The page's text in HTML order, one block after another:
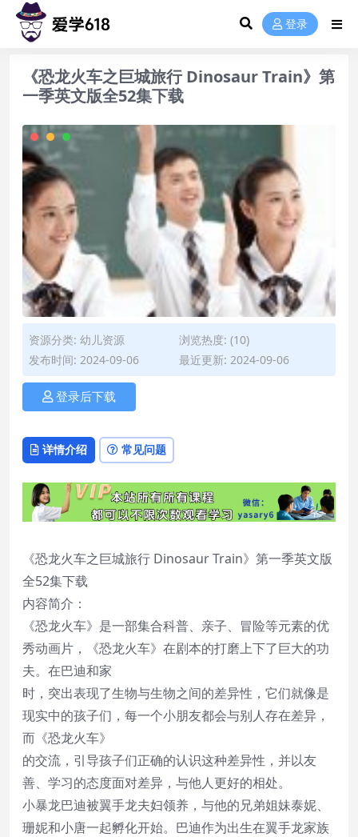
登录
《恐龙火车之巨城旅行 Dinosaur Train》第
一季英文版全52集下载
资源分类: 幼儿资源
浏览热度: (10)
发布时间: 2024-09-06
最近更新: 2024-09-06
登录后下载
详情介绍 常见问题
《恐龙火车之巨城旅行 Dinosaur Train》第一季英文版
全52集下载
内容简介：
《恐龙火车》是一部集合科普、亲子、冒险等元素的优
秀动画片，《恐龙火车》在剧本的打磨上下了巨大的功
夫。在巴迪和家
时，突出表现了生物与生物之间的差异性，它们就像是
现实中的孩子们，每一个小朋友都会与别人存在差异，
而《恐龙火车》
的交流，引导孩子们正确的认识这种差异性，并以友
善、学习的态度面对差异，与他人更好的相处。
小暴龙巴迪被翼手龙夫妇领养，与他的兄弟姐妹泰妮、
珊妮和小唐一起孵化开始。巴迪作为出生在翼手龙家族